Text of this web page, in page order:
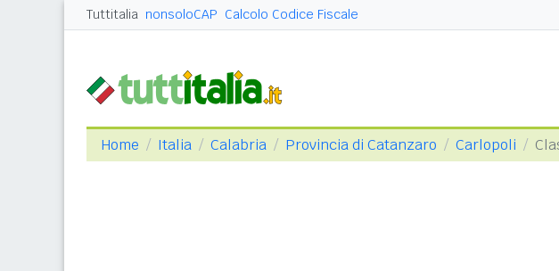
Tuttitalia nonsoloCAP Calcolo Codice Fiscale
Home Italia Calabria Provincia di Catanzaro Carlopoli